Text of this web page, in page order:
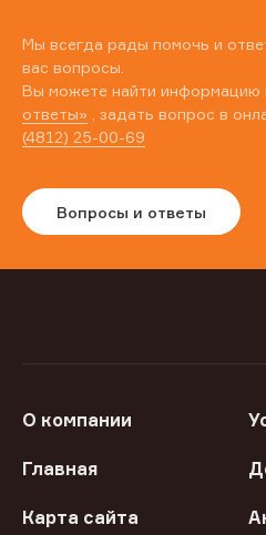
Мы всегда рады помочь и
вас вопросы.
Вы можете найти информацию
ответы» , задать вопрос в
(4812) 25-00-69
Вопросы и ответы
О компании
Главная
Карта сайта